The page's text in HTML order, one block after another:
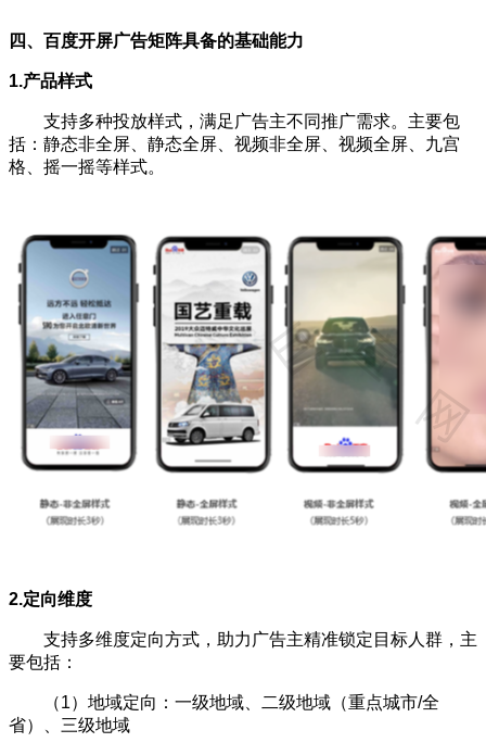
四、百度开屏广告矩阵具备的基础能力
1.产品样式
支持多种投放样式，满足广告主不同推广需求。主要包
括：静态非全屏、静态全屏、视频非全屏、视频全屏、九宫
格、摇一摇等样式。
2.定向维度
支持多维度定向方式，助力广告主精准锁定目标人群，主
要包括：
（1）地域定向：一级地域、二级地域（重点城市/全
省）、三级地域